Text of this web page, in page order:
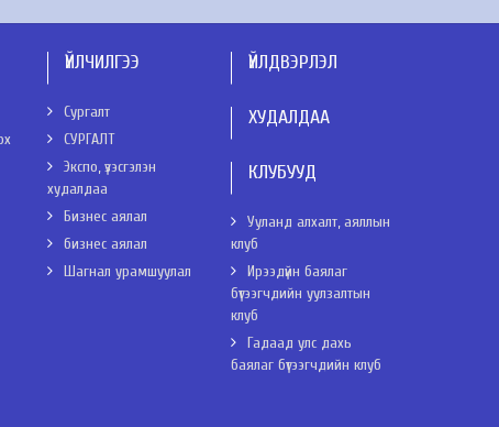
ҮЙЛЧИЛГЭЭ
Сургалт
СУРГАЛТ
Экспо, үзэсгэлэн
худалдаа
Бизнес аялал
бизнес аялал
Шагнал урамшуулал
ҮЙЛДВЭРЛЭЛ
ХУДАЛДАА
КЛУБУУД
Ууланд алхалт, аяллын
клуб
Ирээдүйн баялаг
бүтээгчдийн уулзалтын
клуб
Гадаад улс дахь
баялаг бүтээгчдийн клуб